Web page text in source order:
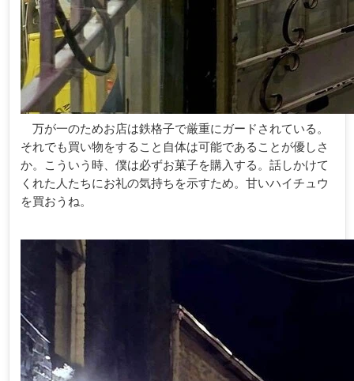
万が一のためお店は鉄格子で厳重にガードされている。
それでも買い物をすること自体は可能であることが優しさ
か。こういう時、僕は必ずお菓子を購入する。話しかけて
くれた人たちにお礼の気持ちを示すため。甘いハイチュウ
を買おうね。